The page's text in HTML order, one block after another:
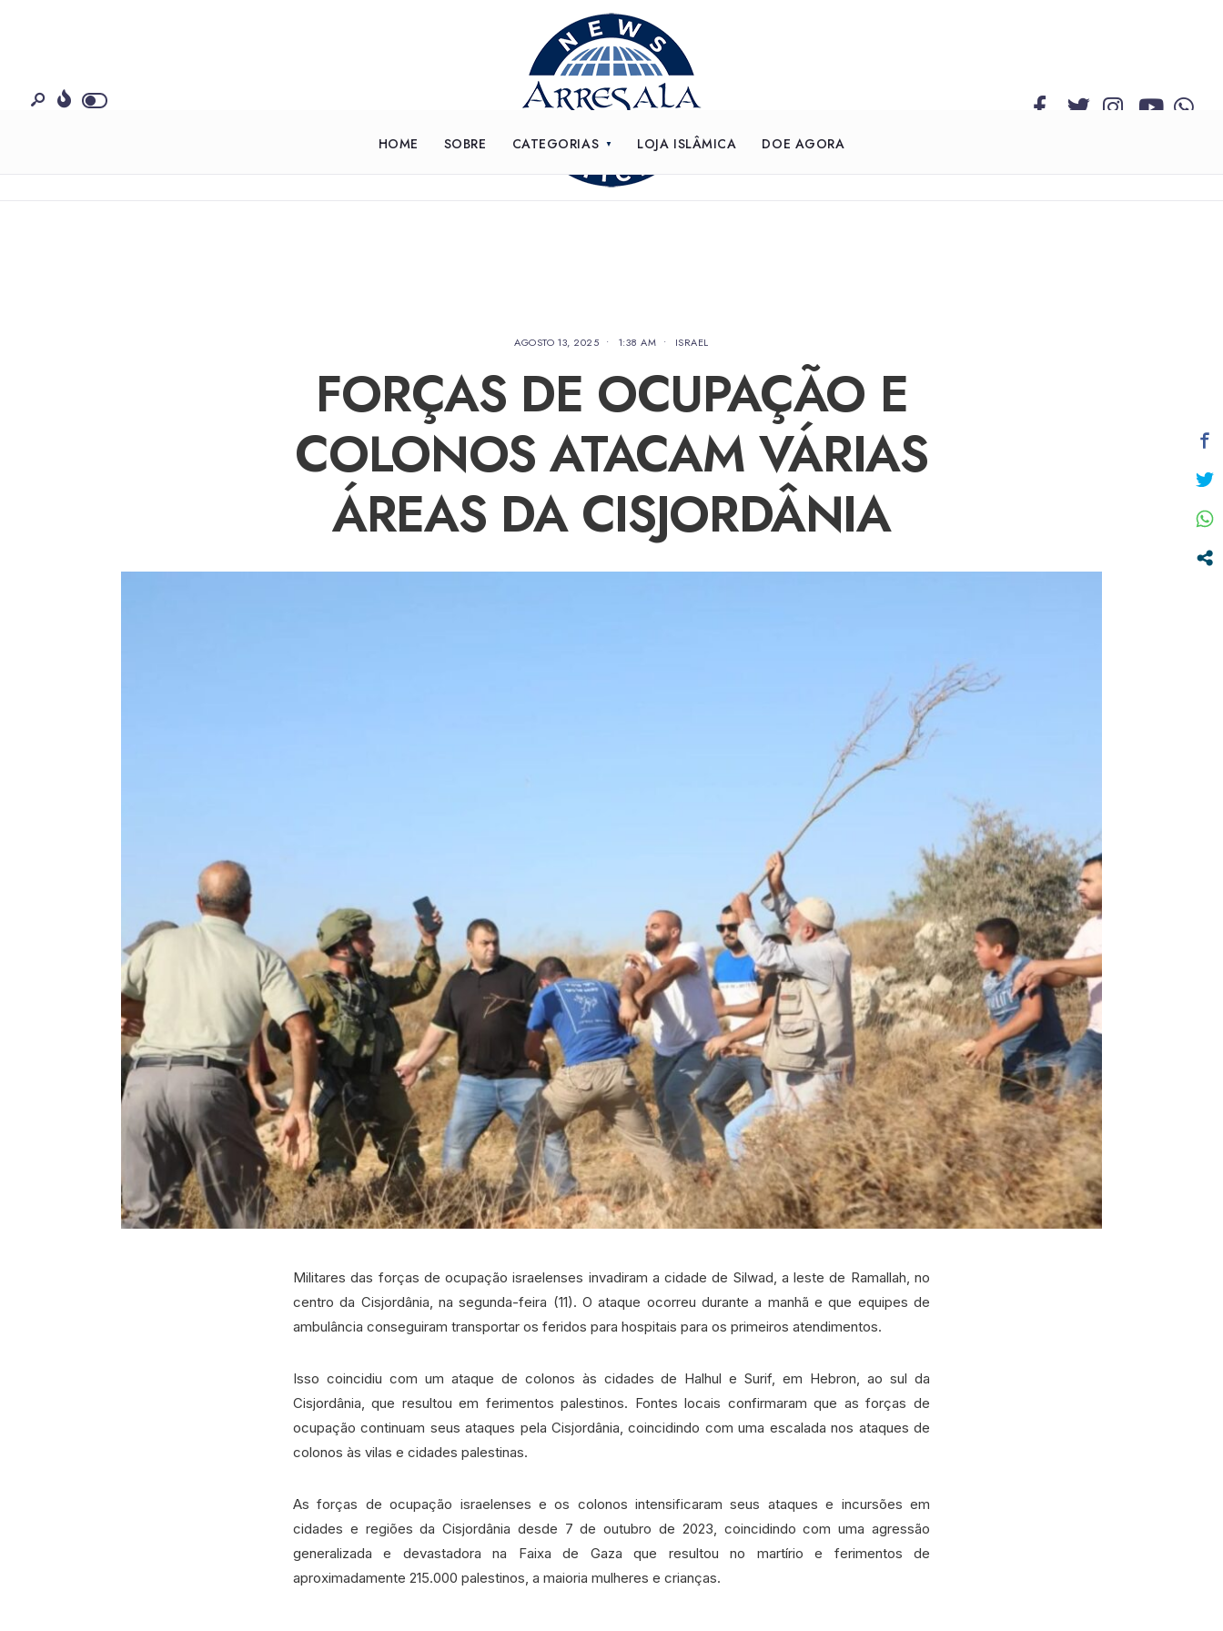
HOME SOBRE CATEGORIAS LOJA ISLÂMICA DOE AGORA
AGOSTO 13, 2025 • 1:38 AM • ISRAEL
FORÇAS DE OCUPAÇÃO E
COLONOS ATACAM VÁRIAS
ÁREAS DA CISJORDÂNIA
Militares das forças de ocupação israelenses invadiram a cidade de Silwad, a leste de Ramallah, no
centro da Cisjordânia, na segunda-feira (11). O ataque ocorreu durante a manhã e que equipes de
ambulância conseguiram transportar os feridos para hospitais para os primeiros atendimentos.
Isso coincidiu com um ataque de colonos às cidades de Halhul e Surif, em Hebron, ao sul da
Cisjordânia, que resultou em ferimentos palestinos. Fontes locais confirmaram que as forças de
ocupação continuam seus ataques pela Cisjordânia, coincidindo com uma escalada nos ataques de
colonos às vilas e cidades palestinas.
As forças de ocupação israelenses e os colonos intensificaram seus ataques e incursões em
cidades e regiões da Cisjordânia desde 7 de outubro de 2023, coincidindo com uma agressão
generalizada e devastadora na Faixa de Gaza que resultou no martírio e ferimentos de
aproximadamente 215.000 palestinos, a maioria mulheres e crianças.